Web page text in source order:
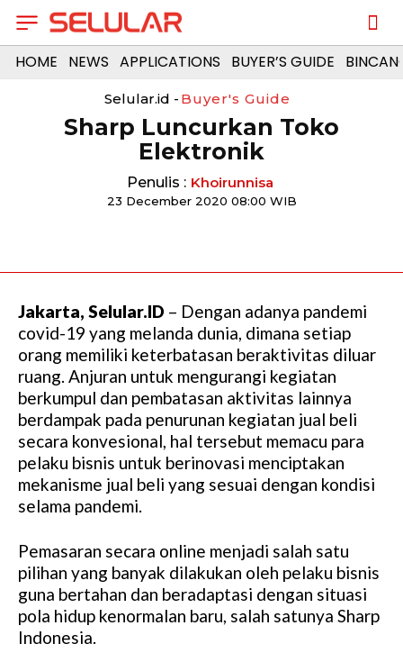
HOME NEWS APPLICATIONS BUYER’S GUIDE
Selular.id - Buyer's Guide
Sharp Luncurkan Toko
Elektronik
Penulis : Khoirunnisa
23 December 2020 08:00 WIB
Jakarta, Selular.ID – Dengan adanya pandemi
covid-19 yang melanda dunia, dimana setiap
orang memiliki keterbatasan beraktivitas diluar
ruang. Anjuran untuk mengurangi kegiatan
berkumpul dan pembatasan aktivitas lainnya
berdampak pada penurunan kegiatan jual beli
secara konvesional, hal tersebut memacu para
pelaku bisnis untuk berinovasi menciptakan
mekanisme jual beli yang sesuai dengan kondisi
selama pandemi.
Pemasaran secara online menjadi salah satu
pilihan yang banyak dilakukan oleh pelaku bisnis
guna bertahan dan beradaptasi dengan situasi
pola hidup kenormalan baru, salah satunya Sharp
Indonesia.